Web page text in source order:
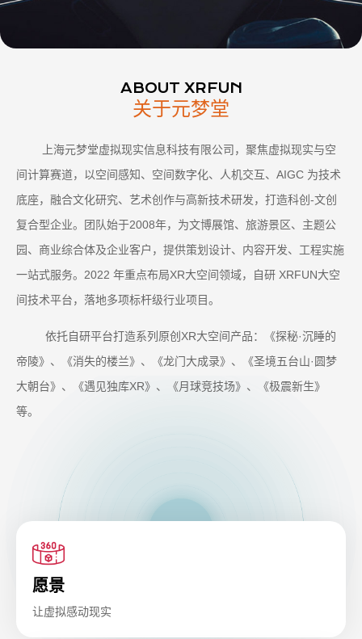
ABOUT XRFUN
关于元梦堂
上海元梦堂虚拟现实信息科技有限公司，聚焦虚拟现实与空
间计算赛道，以空间感知、空间数字化、人机交互、AIGC 为技术
底座，融合文化研究、艺术创作与高新技术研发，打造科创‑文创
复合型企业。团队始于2008年，为文博展馆、旅游景区、主题公
园、商业综合体及企业客户，提供策划设计、内容开发、工程实施
一站式服务。2022 年重点布局XR大空间领域，自研 XRFUN大空
间技术平台，落地多项标杆级行业项目。
依托自研平台打造系列原创XR大空间产品：
《探秘·沉睡的
帝陵》 、《消失的楼兰》、《龙门大成录》、《圣境五台山·圆梦
大朝台》、《遇见独库XR》、《月球竞技场》、《极震新生》
等。
愿景
让虚拟感动现实